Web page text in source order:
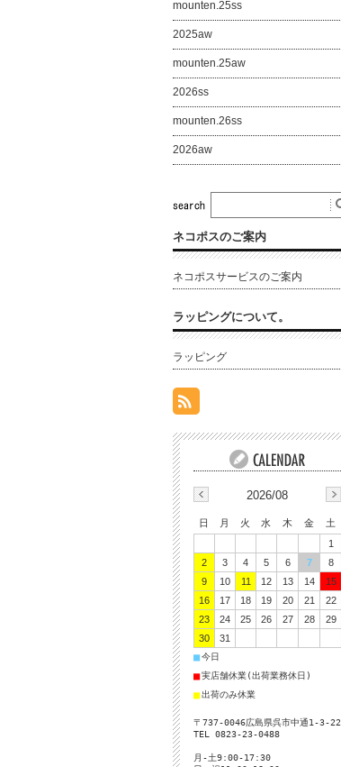
mounten.25ss
2025aw
mounten.25aw
2026ss
mounten.26ss
2026aw
ネコポスのご案内
ネコポスサービスのご案内
ラッピングについて。
ラッピング
2026/08
日 月 火 水 木 金
土
1
2
3 4 5 6 7
8
9
10 11 12 13 14
15
16
17 18 19 20 21
22
23
24 25 26 27 28
29
30
31
■今日
■実店舗休業(出荷業務休日)
■出荷のみ休業
〒737-0046広島県呉市中通1-3-22
TEL 0823-23-0488
月-土9:00-17:30